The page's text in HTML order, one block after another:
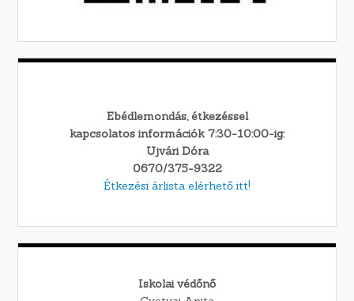
Ebédlemondás, étkezéssel
kapcsolatos információk 7:30-10:00-ig:
Ujvári Dóra
0670/375-9322
Étkezési árlista elérhető itt!
Iskolai védőnő